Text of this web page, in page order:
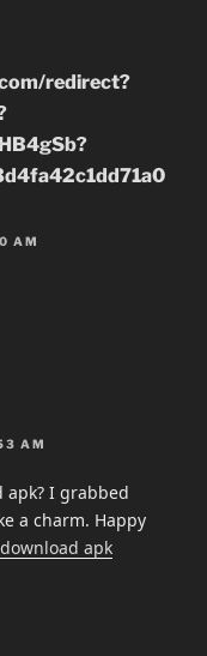
redirect?
AM
AM
apk? I grabbed
a charm. Happy
apk